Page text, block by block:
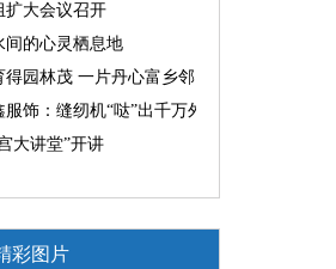
扩大会议召开
间的心灵栖息地
得园林茂 一片丹心富乡邻
服饰：缝纫机“哒”出千万外贸大生意
大讲堂”开讲
彩图片